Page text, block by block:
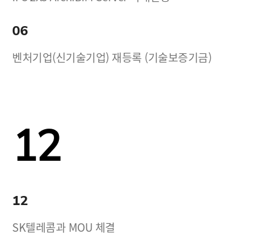
06
벤처기업(신기술기업) 재등록 (기술보증기금)
12
12
SK텔레콤과 MOU 체결